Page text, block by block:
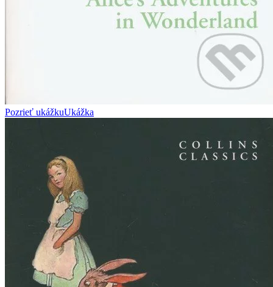
Pozrieť ukážkuUkážka